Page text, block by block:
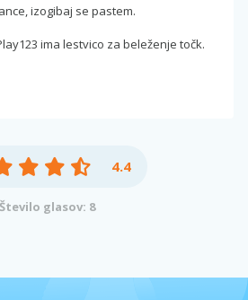
izogibaj se pastem.
ima lestvico za beleženje točk.
4.4
Število glasov: 8